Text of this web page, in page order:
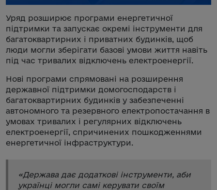
Уряд розширює програми енергетичної
підтримки та запускає окремі інструменти для
багатоквартирних і приватних будинків, щоб
люди могли зберігати базові умови життя навіть
під час тривалих відключень електроенергії.
Нові програми спрямовані на розширення
державної підтримки домогосподарств і
багатоквартирних будинків у забезпеченні
автономного та резервного електропостачання в
умовах тривалих і регулярних відключень
електроенергії, спричинених пошкодженнями
енергетичної інфраструктури.
«Держава дає додаткові інструменти, аби
українці могли самі керувати своїм